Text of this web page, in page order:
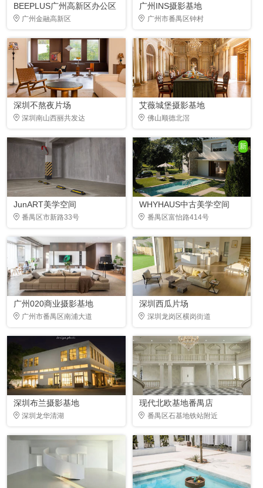
BEEPLUS广州高新区办公区
广州金融高新区
广州INS摄影基地
广州市番禺区钟村
深圳不熬夜片场
深圳南山西丽共发达
艾薇城堡摄影基地
佛山顺德北滘
JunART美学空间
番禺区市新路33号
新
WHYHAUS中古美学空间
番禺区富怡路414号
广州020商业摄影基地
广州市番禺区南浦大道
深圳西瓜片场
深圳龙岗区横岗街道
深圳布兰摄影基地
深圳龙华清湖
现代北欧基地番禺店
番禺区石基地铁站附近